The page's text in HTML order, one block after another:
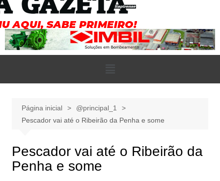
Página inicial
@principal_1
Pescador vai até o Ribeirão da Penha e some
Pescador vai até o Ribeirão da
Penha e some